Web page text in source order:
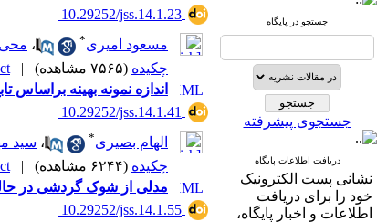
جستجو در پایگاه
جستجوی پیشرفته
دریافت اطلاعات پایگاه
نشانی پست الکترونیک
خود را برای دریافت
اطلاعات و اخبار پایگاه،
‎ 10.29252/jss.14.1.23
مسعود امیری* ،
چکیده (۷۵۶۵ مشاهده) |
|
اندازه نمونه بهینه براساس
‎ 10.29252/jss.14.1.41
الهام بصیری* ، سید
چکیده (۶۲۴۴ مشاهده) |
|
مدلی از شوک گردشی در
‎ 10.29252/jss.14.1.55